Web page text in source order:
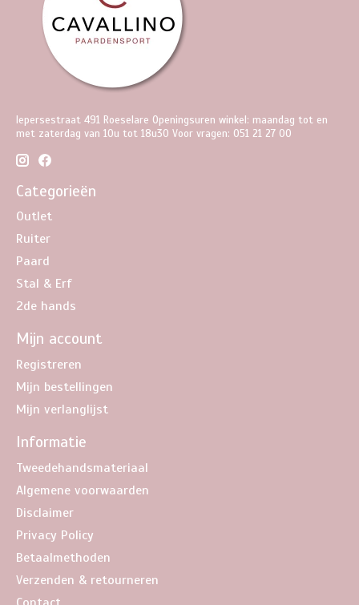
Iepersestraat 491 Roeselare Openingsuren winkel: maandag tot en
met zaterdag van 10u tot 18u30 Voor vragen: 051 21 27 00
Categorieën
Outlet
Ruiter
Paard
Stal & Erf
2de hands
Mijn account
Registreren
Mijn bestellingen
Mijn verlanglijst
Informatie
Tweedehandsmateriaal
Algemene voorwaarden
Disclaimer
Privacy Policy
Betaalmethoden
Verzenden & retourneren